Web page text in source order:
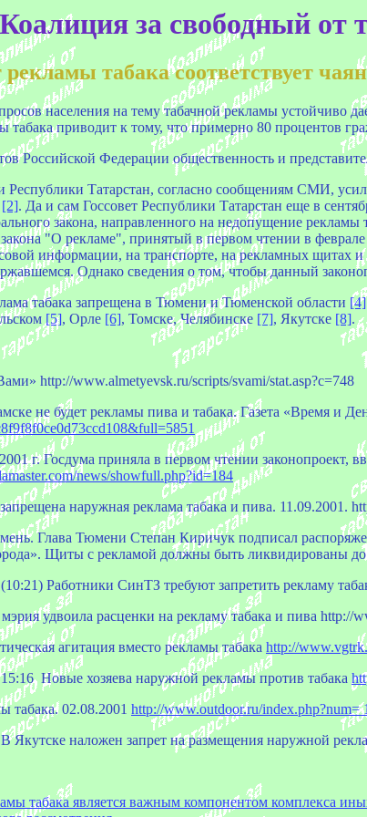
Коалиция за свободный от
рекламы табака соответствует
населения на тему табачной рекламы устойчиво
табака приводит к тому, что примерно 80 процентов
Российской Федерации общественность и
Республики Татарстан, согласно сообщениям СМИ,
[2]. Да и сам Госсовет Республики Татарстан еще в
закона, направленного на недопущение
"О рекламе", принятый в первом чтении в феврале
информации, на транспорте, на рекламных щитах
Однако сведения о том, чтобы данный
табака запрещена в Тюмени и Тюменской области [4]
[5], Орле [6], Томске, Челябинске [7], Якутске [8].
http://www.almetyevsk.ru/scripts/svami/stat.asp?c=748
не будет рекламы пива и табака. Газета «Время и
г. Госдума приняла в первом чтении законопроект,
news/showfull.php?id=184
наружная реклама табака и пива. 11.09.2001.
Глава Тюмени Степан Киричук подписал
Щиты с рекламой должны быть ликвидированы до
Работники СинТЗ требуют запретить рекламу
удвоила расценки на рекламу табака и пива http://
агитация вместо рекламы табака http://
Новые хозяева наружной рекламы против табака
табака. 02.08.2001 http://www.outdoor.ru/
Якутске наложен запрет на размещения наружной
табака является важным компонентом комплекса